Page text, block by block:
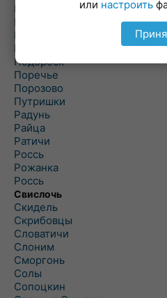
Погородно
Пограничный
Подлабенье
Подольцы
Подороск
Поречье
Порозово
Путришки
Радунь
Райца
Ратичи
Роcсь
Рожанка
Россь
Свислочь
Скидель
Скрибовцы
Словатичи
Слоним
Сморгонь
Солы
Сопоцкин
или настроить